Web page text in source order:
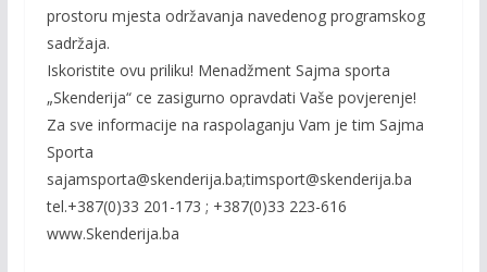
prostoru mjesta održavanja navedenog programskog
sadržaja.
Iskoristite ovu priliku! Menadžment Sajma sporta
„Skenderija“ ce zasigurno opravdati Vaše povjerenje!
Za sve informacije na raspolaganju Vam je tim Sajma
Sporta
sajamsporta@skenderija.ba;timsport@skenderija.ba
tel.+387(0)33 201-173 ; +387(0)33 223-616
www.Skenderija.ba